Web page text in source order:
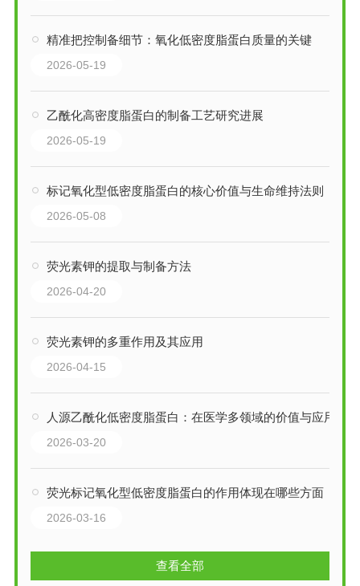
精准把控制备细节：氧化低密度脂蛋白质量的关键
2026-05-19
乙酰化高密度脂蛋白的制备工艺研究进展
2026-05-19
标记氧化型低密度脂蛋白的核心价值与生命维持法则
2026-05-08
荧光素钾的提取与制备方法
2026-04-20
荧光素钾的多重作用及其应用
2026-04-15
人源乙酰化低密度脂蛋白：在医学多领域的价值与应用
2026-03-20
荧光标记氧化型低密度脂蛋白的作用体现在哪些方面
2026-03-16
查看全部